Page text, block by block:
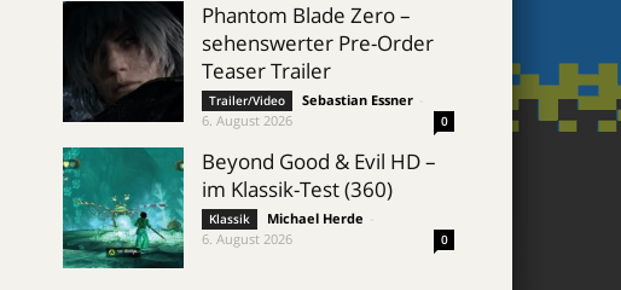
Phantom Blade Zero –
sehenswerter Pre-Order
Teaser Trailer
Trailer/Video Sebastian Essner
6. August 2026
0
Beyond Good & Evil HD –
im Klassik-Test (360)
Klassik Michael Herde
6. August 2026
0